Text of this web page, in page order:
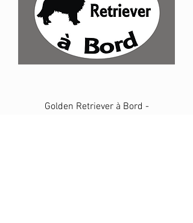
Golden Retriever à Bord -